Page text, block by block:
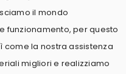
il mondo
funzionamento, per questo
la nostra assistenza
migliori e realizziamo